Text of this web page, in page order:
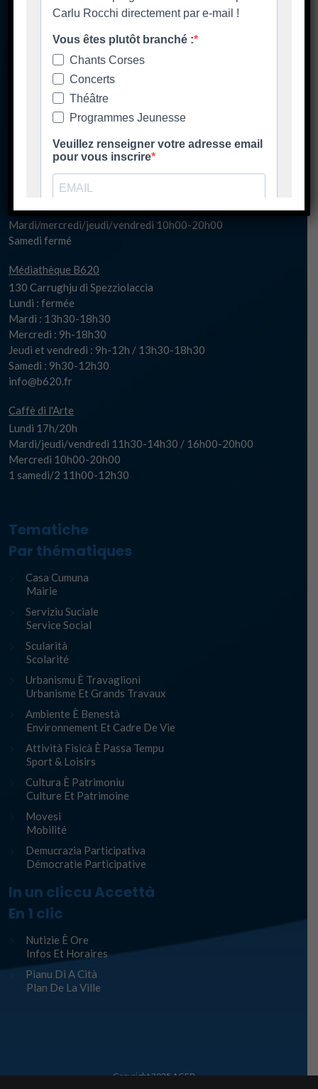
Les horaires d'ouverture
130 Carrughju di Spezziolaccia
20620 Biguglia
Lundi matin fermé
Lundi 17h-20h30
Mercredi 10h00-20h30
Samedi fermé
spaziu@biguglia.corsica
Mardi/mercredi/jeudi/vendredi 10h00-20h00
Samedi fermé
Médiathèque B620
130 Carrughju di Spezziolaccia
Lundi : fermée
Mardi : 13h30-18h30
Mercredi : 9h-18h30
Jeudi et vendredi : 9h-12h / 13h30-18h30
Samedi : 9h30-12h30
info@b620.fr
Caffè di l'Arte
Lundi 17h/20h
Mardi/jeudi/vendredi 11h30-14h30 / 16h00-20h00
Mercredi 10h00-20h00
1 samedi/2 11h00-12h30
Tematiche
Par thématiques
Casa Cumuna
Mairie
Serviziu Suciale
Service Social
Scularità
Scolarité
Urbanismu È Travaglioni
Urbanisme Et Grands Travaux
Ambiente È Benestà
Environnement Et Cadre De Vie
Attività Fisicà È Passa Tempu
Sport & Loisirs
Cultura È Patrimoniu
Culture Et Patrimoine
Movesi
Mobilité
Demucrazia Participativa
Démocratie Participative
In un cliccu Accettà
En 1 clic
Nutizie È Ore
Infos Et Horaires
Pianu Di A Cità
Plan De La Ville
Copyright 2025AGEP